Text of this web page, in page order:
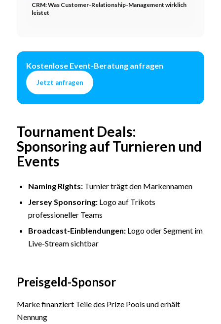
CRM: Was Customer-Relationship-Management wirklich
leistet
Kostenlose Event-Beratung anfragen
Jetzt anfragen
Tournament Deals:
Sponsoring auf Turnieren und
Events
NamingRights:Turnier trägt den Markennamen
Jersey Sponsoring:Logo auf Trikots
professioneller Teams
Broadcast-Einblendungen:Logo oder Segment im
Live-Stream sichtbar
Preisgeld-Sponsor
Marke finanziert Teile des Prize Pools und erhält
Nennung